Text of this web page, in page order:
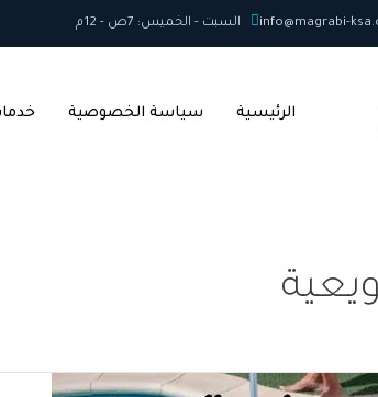
info@magrabi- السبت - الخميس: 7ص - 12م
الرئيسية سياسة الخصوصية